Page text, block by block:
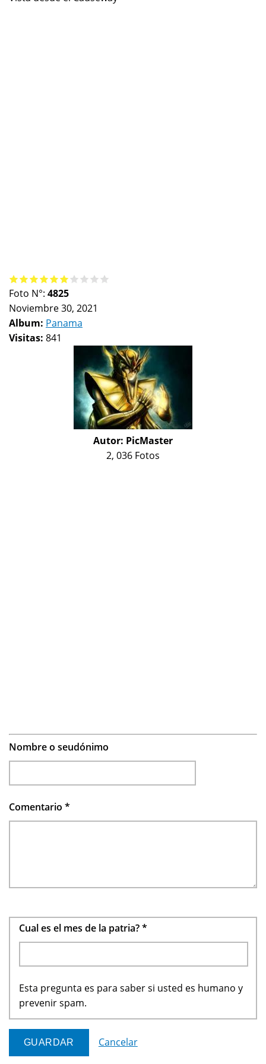
Foto N°: 4825
Noviembre 30, 2021
Album: Panama
Visitas: 841
Autor: PicMaster
2, 036 Fotos
Nombre o seudónimo
Comentario *
Cual es el mes de la patria?*
Esta pregunta es para saber si usted es humano y
prevenir spam.
Cancelar